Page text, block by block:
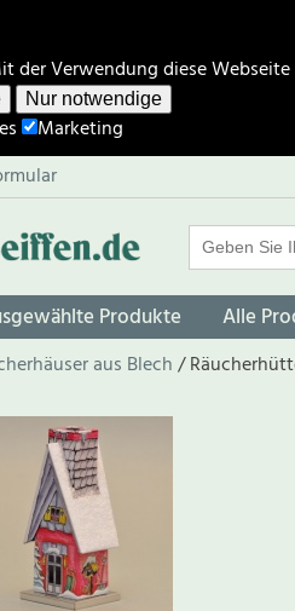
der Verwendung diese
Nur notwendige
Marketing
Produkte Alle
aus Blech